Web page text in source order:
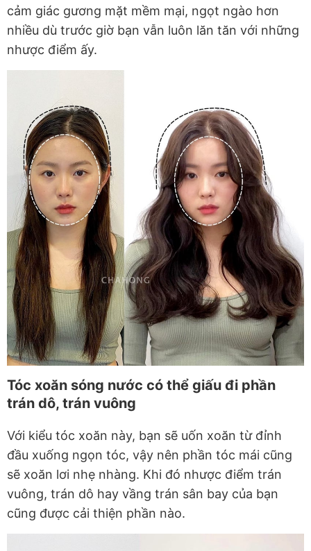
cảm giác gương mặt mềm mại, ngọt ngào hơn
nhiều dù trước giờ bạn vẫn luôn lăn tăn với những
nhược điểm ấy.
Tóc xoăn sóng nước có thể giấu đi phần
trán dô, trán vuông
Với kiểu tóc xoăn này, bạn sẽ uốn xoăn từ đỉnh
đầu xuống ngọn tóc, vậy nên phần tóc mái cũng
sẽ xoăn lơi nhẹ nhàng. Khi đó nhược điểm trán
vuông, trán dô hay vầng trán sân bay của bạn
cũng được cải thiện phần nào.